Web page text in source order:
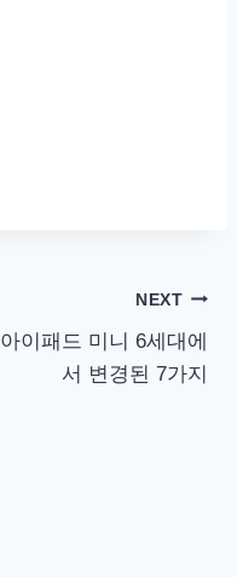
NEXT
아이패드 미니 6세대에
서 변경된 7가지